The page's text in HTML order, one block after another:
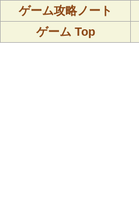
ゲーム攻略ノート
ゲーム Top